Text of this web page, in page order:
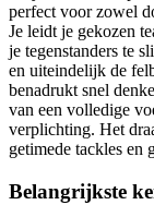
perfect voor zowel
Je leidt je gekozen
je tegenstanders te
en uiteindelijk de
benadrukt snel
van een volledige
verplichting. Het
getimede tackles en
Belangrijkste